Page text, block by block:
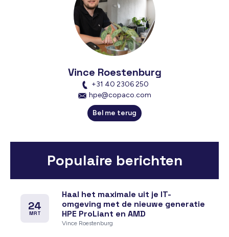
Vince Roestenburg
+31 40 2306 250
hpe@copaco.com
Bel me terug
Populaire berichten
24
MRT
Haal het maximale uit je IT-
omgeving met de nieuwe generatie
HPE ProLiant en AMD
Vince Roestenburg